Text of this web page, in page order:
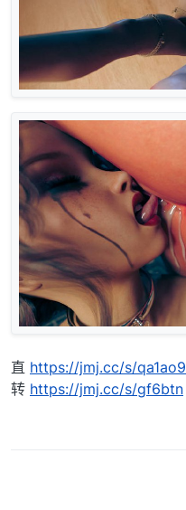
直 https://jmj.cc/s/qa1ao9
转 https://jmj.cc/s/gf6btn